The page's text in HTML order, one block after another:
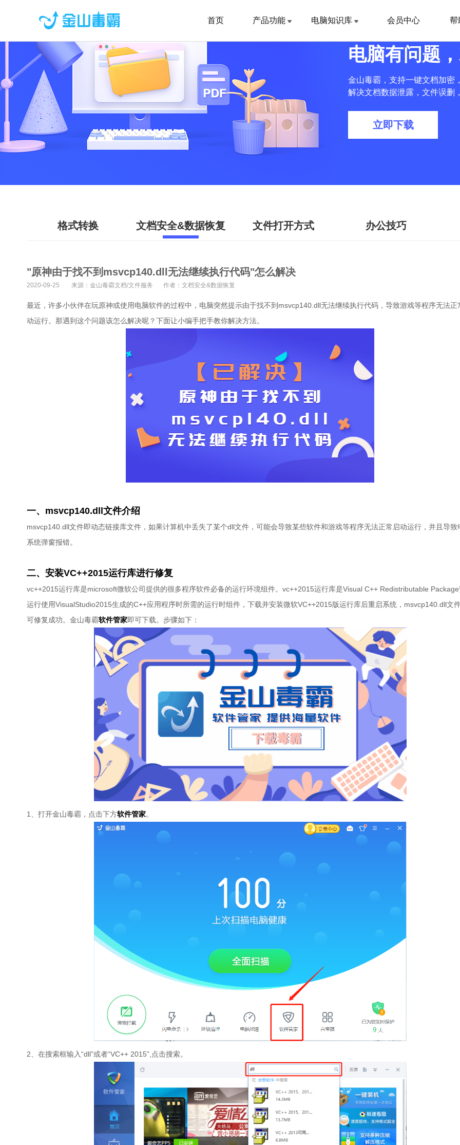
首页 产品功能 电脑知识库 会员中心 帮
电脑有问题
金山毒霸，支持一键文档加密
解决文档数据泄露，文件误删
立即下载
格式转换 文档安全&数据恢复 文件打开方式 办公技巧
"原神由于找不到msvcp140.dll无法继续执行代码"怎么解决
2020-09-25 来源：金山毒霸文档/文件服务 作者：文档安全&数据恢复
最近，许多小伙伴在玩原神或使用电脑软件的过程中，电脑突然提示由于找不到msvcp140.dll无法继续执行代码，导致游戏等程序无法正
动运行。那遇到这个问题该怎么解决呢？下面让小编手把手教你解决方法。
一、msvcp140.dll文件介绍
msvcp140.dll文件即动态链接库文件，如果计算机中丢失了某个dll文件，可能会导致某些软件和游戏等程序无法正常启动运行，并且导致
系统弹窗报错。
二、安装VC++2015运行库进行修复
vc++2015运行库是microsoft微软公司提供的很多程序软件必备的运行环境组件。vc++2015运行库是Visual C++ Redistributable
运行使用VisualStudio2015生成的C++应用程序时所需的运行时组件，下载并安装微软VC++2015版运行库后重启系统，msvcp140.dll文
可修复成功。金山毒霸软件管家即可下载。步骤如下：
1、打开金山毒霸，点击下方软件管家。
2、在搜索框输入“dll”或者“VC++ 2015”,点击搜索。